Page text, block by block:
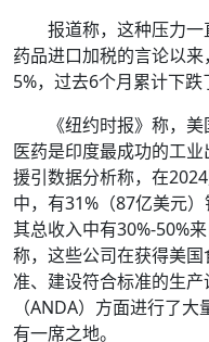
报道称，这种压力
药品进口加税的言论以
5%，过去6个月累计下跌
《纽约时报》称，
医药是印度最成功的工
援引数据分析称，在
中，有31%（87亿美元
其总收入中有30%-50%
称，这些公司在获得美
准、建设符合标准的生
（ANDA）方面进行了
有一席之地。